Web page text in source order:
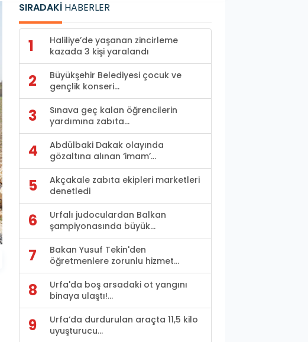
SIRADAKİ HABERLER
1
Haliliye’de yaşanan zincirleme
kazada 3 kişi yaralandı
2
Büyükşehir Belediyesi çocuk ve
gençlik konseri...
3
Sınava geç kalan öğrencilerin
yardımına zabıta...
4
Abdülbaki Dakak olayında
gözaltına alınan ‘imam’...
5
Akçakale zabıta ekipleri marketleri
denetledi
6
Urfalı judoculardan Balkan
şampiyonasında büyük...
7
Bakan Yusuf Tekin'den
öğretmenlere zorunlu hizmet...
8
Urfa'da boş arsadaki ot yangını
binaya ulaştı!...
9
Urfa’da durdurulan araçta 11,5 kilo
uyuşturucu...